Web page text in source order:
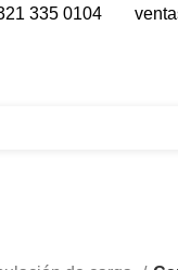
335 0104